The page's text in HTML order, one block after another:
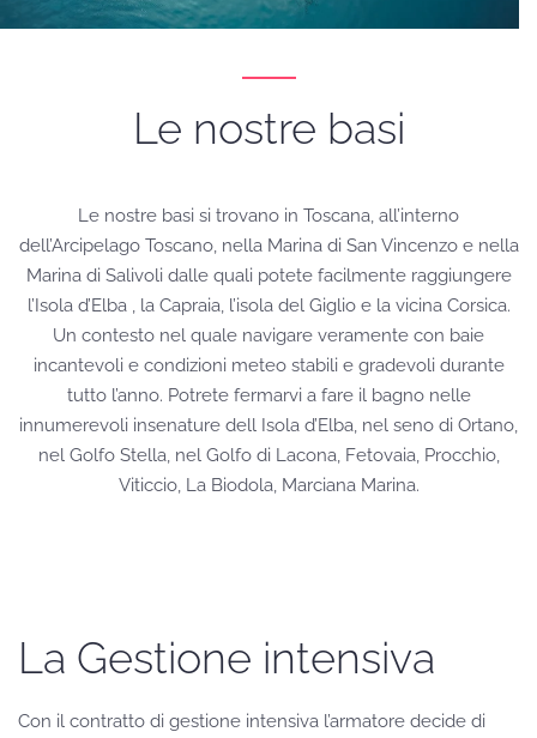
Le nostre basi
Le nostre basi si trovano in Toscana, all’interno
dell’Arcipelago Toscano, nella Marina di San Vincenzo e nella
Marina di Salivoli dalle quali potete facilmente raggiungere
l’Isola d’Elba , la Capraia, l’isola del Giglio e la vicina Corsica.
Un contesto nel quale navigare veramente con baie
incantevoli e condizioni meteo stabili e gradevoli durante
tutto l’anno. Potrete fermarvi a fare il bagno nelle
innumerevoli insenature dell Isola d’Elba, nel seno di Ortano,
nel Golfo Stella, nel Golfo di Lacona, Fetovaia, Procchio,
Viticcio, La Biodola, Marciana Marina.
La Gestione intensiva
Con il contratto di gestione intensiva l’armatore decide di